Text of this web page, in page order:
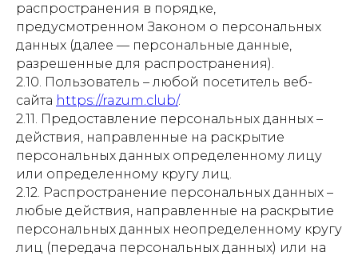
распространения в порядке,
предусмотренном Законом о персональных
данных (далее — персональные данные,
разрешенные для распространения).
2.10. Пользователь – любой посетитель веб-
сайта https://razum.club/.
2.11. Предоставление персональных данных –
действия, направленные на раскрытие
персональных данных определенному лицу
или определенному кругу лиц.
2.12. Распространение персональных данных –
любые действия, направленные на раскрытие
персональных данных неопределенному кругу
лиц (передача персональных данных) или на